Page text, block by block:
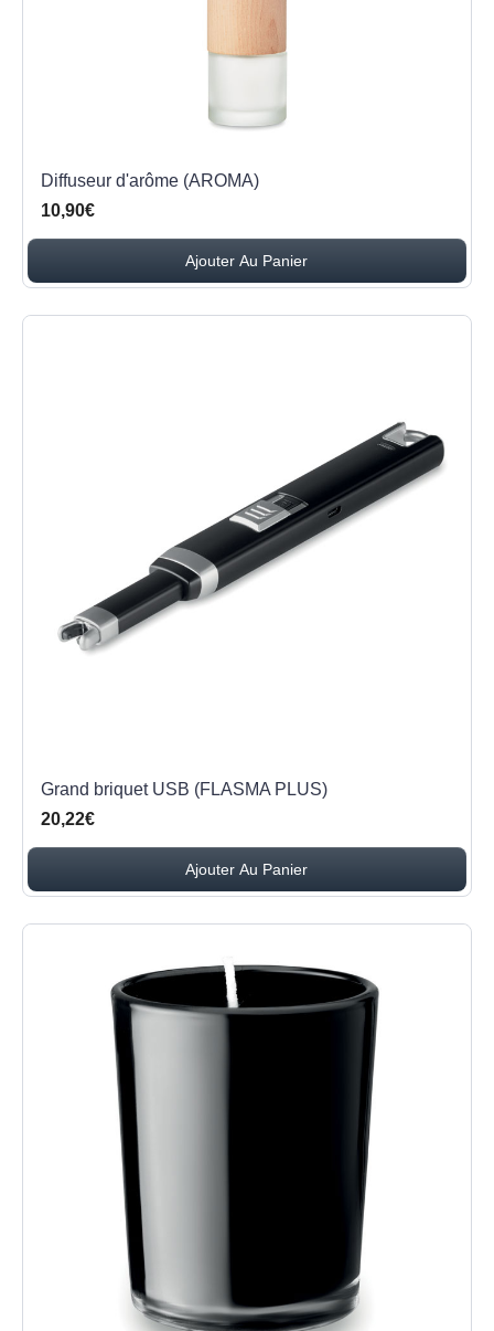
Diffuseur d'arôme (AROMA)
10,90€
Ajouter Au Panier
Grand briquet USB (FLASMA PLUS)
20,22€
Ajouter Au Panier